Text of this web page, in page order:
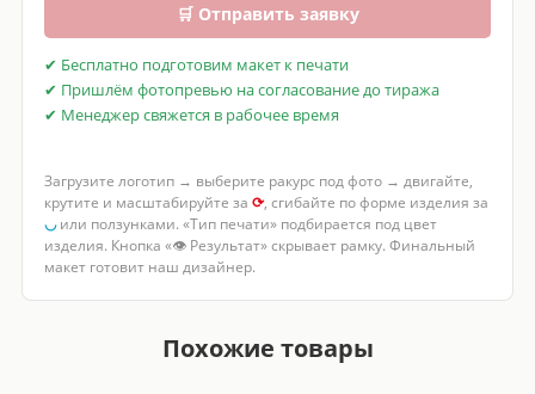
🛒 Отправить заявку
✔ Бесплатно подготовим макет к печати
✔ Пришлём фотопревью на согласование до тиража
✔ Менеджер свяжется в рабочее время
Загрузите логотип → выберите ракурс под фото → двигайте,
крутите и масштабируйте за ⟳, сгибайте по форме изделия за
◡или ползунками. «Тип печати» подбирается под цвет
изделия. Кнопка «👁 Результат» скрывает рамку. Финальный
макет готовит наш дизайнер.
Похожие товары